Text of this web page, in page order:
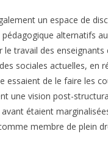
un espace de
alternatifs
travail des
sociales actuelles, en
essaient de le faire les
une vision post-
étaient
membre de plein